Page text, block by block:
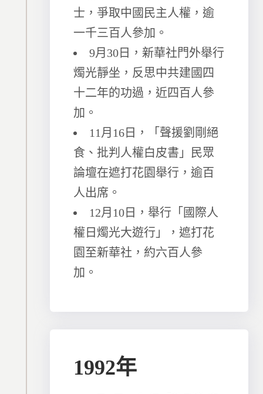
士，爭取中國民主人權，逾
一千三百人參加。
9月30日，新華社門外舉行
燭光靜坐，反思中共建國四
十二年的功過，近四百人參
加。
11月16日，「聲援劉剛絕
食、批判人權白皮書」民眾
論壇在遮打花園舉行，逾百
人出席。
12月10日，舉行「國際人
權日燭光大遊行」，遮打花
園至新華社，約六百人參
加。
1992年